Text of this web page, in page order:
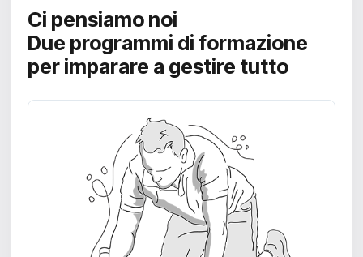
Ci pensiamo noi
Due programmi di formazione
per imparare a gestire tutto